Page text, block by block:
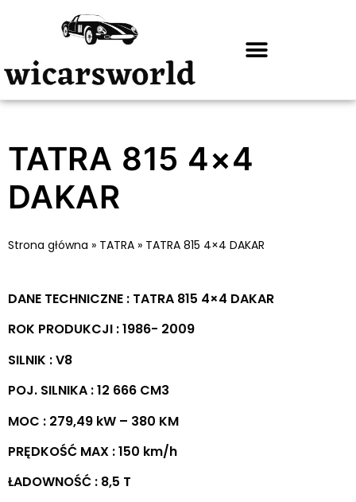
TATRA 815 4×4
DAKAR
Strona główna » TATRA » TATRA 815 4×4 DAKAR
DANE TECHNICZNE : TATRA 815 4×4 DAKAR
ROK PRODUKCJI : 1986- 2009
SILNIK : V8
POJ. SILNIKA : 12 666 CM3
MOC : 279,49 kW – 380 KM
PRĘDKOŚĆ MAX : 150 km/h
ŁADOWNOŚĆ : 8,5 T